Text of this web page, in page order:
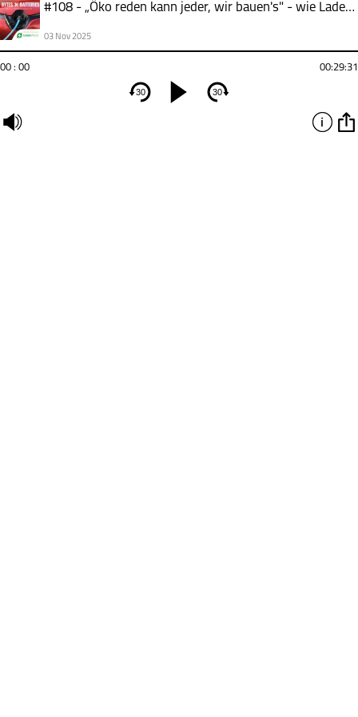
#108 - „Öko reden kann jeder, wir bauen's" - wie Ladeparks wirklich entstehen
03 Nov 2025
00 : 00 00:29:31
30 30